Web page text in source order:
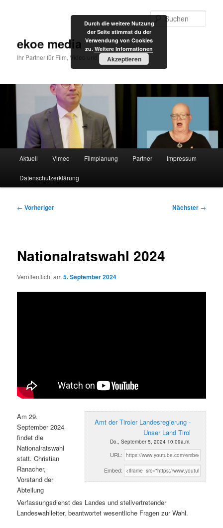
ekoe media
Ihr Partner für Film, Video und Internet
Aktuell Vimeo Filmplanung Partner Impressum
Datenschutzerklärung
Beitragsnavigation
← Vorheriger Nächster →
Nationalratswahl 2024
Veröffentlicht am5. September 2024
Amt der Tiroler Landesregierung -
Unser Land Tirol
Do., September 5, 2024 10:09a.m.
URL:
Embed:
Am 29.
September 2024
findet die
Nationalratswahl
statt. Christian
Ranacher,
Vorstand der
Abteilung
Verfassungsdienst des Landes und stellvertretender
Landeswahlleiter, beantwortet wesentliche Fragen zur Wahl.
Durch die weitere Nutzung
der Seite stimmst du der
Verwendung von Cookies
zu. Weitere Informationen
Akzeptieren